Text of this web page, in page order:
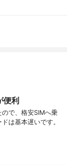
便利
で、格安SIMへ乗
は基本遅いです。